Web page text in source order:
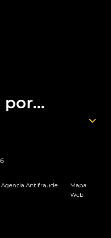
Agencia Antifraude
Mapa
Web